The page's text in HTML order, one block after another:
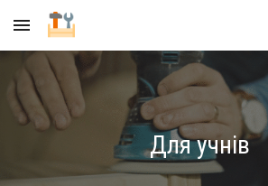
Skip to main content
Для учнів